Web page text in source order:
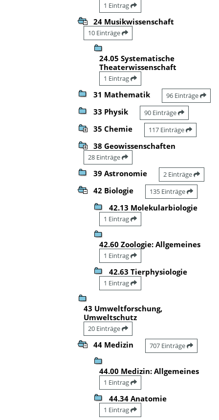
1 Eintrag
24 Musikwissenschaft
10 Einträge
24.05 Systematische
Theaterwissenschaft
1 Eintrag
31 Mathematik 96 Einträge
33 Physik 90 Einträge
35 Chemie 117 Einträge
38 Geowissenschaften
28 Einträge
39 Astronomie 2 Einträge
42 Biologie 135 Einträge
42.13 Molekularbiologie
1 Eintrag
42.60 Zoologie: Allgemeines
1 Eintrag
42.63 Tierphysiologie
1 Eintrag
43 Umweltforschung,
Umweltschutz
20 Einträge
44 Medizin 707 Einträge
44.00 Medizin: Allgemeines
1 Eintrag
44.34 Anatomie
1 Eintrag